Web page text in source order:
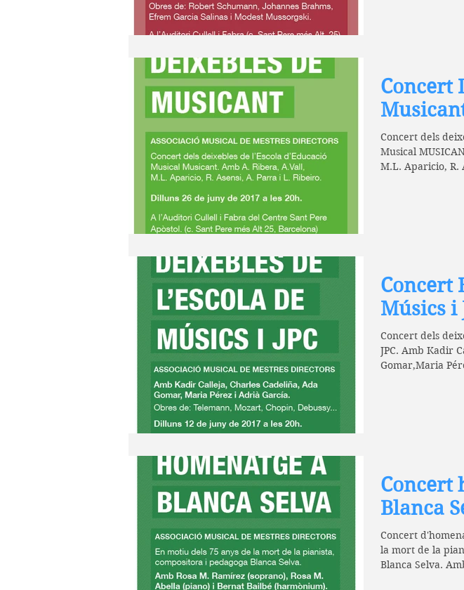
Concert
Concert dels
Musical
M.L. Aparicio, R.
Concert
Músics i
Concert dels
JPC. Amb Kadir
Gomar,Maria
Concert
Blanca
Concert
la mort de la
Blanca Selva.